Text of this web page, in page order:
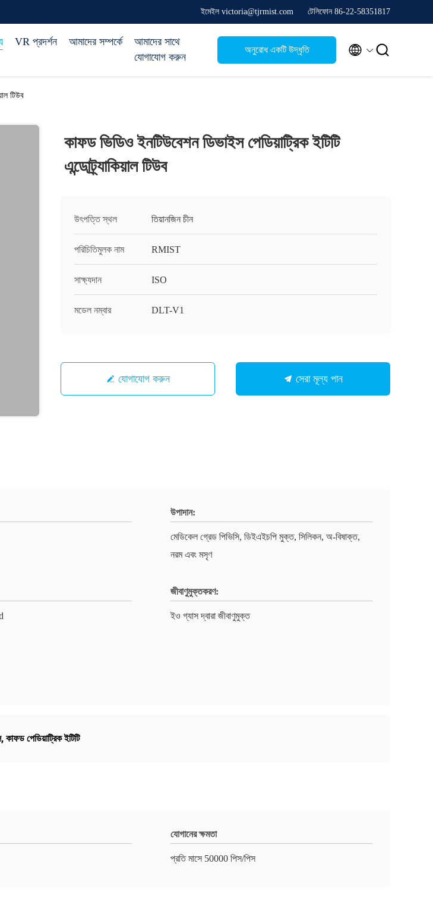
ইমেইল victoria@tjrmist.com টেলিফোন 86-22-58351817
VR প্রদর্শন আমাদের সম্পর্কে
আমাদের সাথে
যোগাযোগ করুন
অনুরোধ একটি উদ্ধৃতি  
টিউব
কাফড ভিডিও ইনটিউবেশন ডিভাইস পেডিয়াট্রিক ইটিটি
এন্ডোট্র্যাকিয়াল টিউব
উৎপত্তি স্থল তিয়ানজিন চীন
পরিচিতিমুলক নাম RMIST
সাক্ষ্যদান ISO
মডেল নম্বার DLT-V1
যোগাযোগ করুন সেরা মূল্য পান
উপাদান:
মেডিকেল গ্রেড পিভিসি, ডিইএইচপি মুক্ত, সিলিকন, অ-বিষাক্ত,
নরম এবং মসৃণ
জীবাণুমুক্তকরণ:
ইও গ্যাস দ্বারা জীবাণুমুক্ত
, কাফড পেডিয়াট্রিক ইটিটি
যোগানের ক্ষমতা
প্রতি মাসে 50000 পিস/পিস